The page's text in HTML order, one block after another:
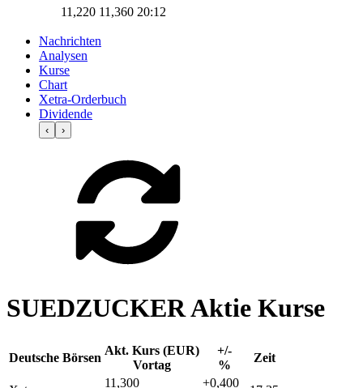
11,220 11,360 20:12
Nachrichten
Analysen
Kurse
Chart
Xetra-Orderbuch
Dividende
‹ ›
SUEDZUCKER Aktie Kurse
Deutsche Börsen
Akt. Kurs (EUR)
Vortag
+/-
%
Zeit
11,300 +0,400